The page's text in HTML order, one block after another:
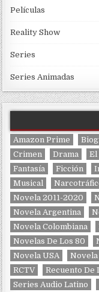
Películas
Reality Show
Series
Series Animadas
Amazon Prime
Crimen
Drama El
Fantasía
Ficción
Musical
Novela 2011-2020
Novela Argentina
Novela Colombiana
Novelas De Los 80
Novela USA
Novela
RCTV
Recuento De
Series Audio Latino